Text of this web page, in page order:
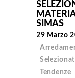
SIMAS
29 Marzo
Tendenze